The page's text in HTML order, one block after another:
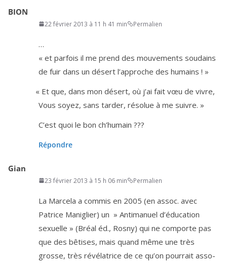
BION
22 février 2013 à 11 h 41 min Permalien
…
« et par­fois il me prend des mou­ve­ments soudains
de fuir dans un désert l’ap­proche des humains ! »
« Et que, dans mon désert, où j’ai fait vœu de vivre,
Vous soyez, sans tar­der, réso­lue à me suivre. »
C’est quoi le bon ch’humain ???
Répondre
Gian
23 février 2013 à 15 h 06 min Permalien
La Marcela a com­mis en 2005 (en assoc. avec
Patrice Maniglier) un » Antimanuel d’é­du­ca­tion
sexuelle » (Bréal éd., Rosny) qui ne com­porte pas
que des bêtises, mais quand même une très
grosse, très révé­la­trice de ce qu’on pour­rait asso­